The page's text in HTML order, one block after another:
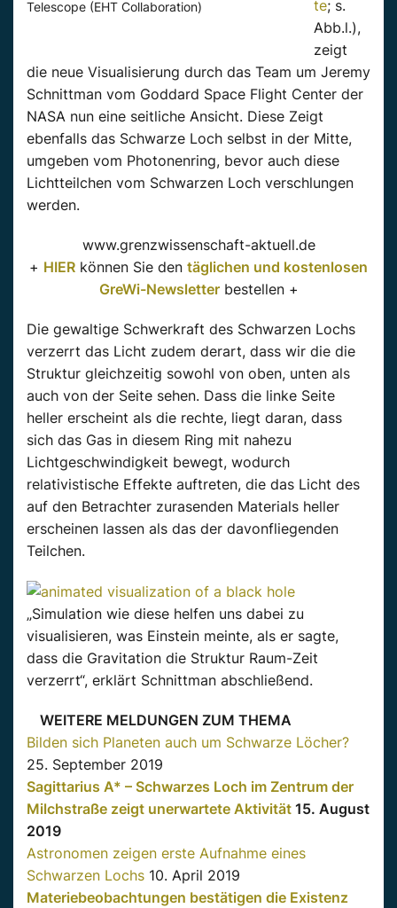
Telescope (EHT Collaboration) te; s.
Abb.l.),
zeigt
die neue Visualisierung durch das Team um Jeremy
Schnittman vom Goddard Space Flight Center der
NASA nun eine seitliche Ansicht. Diese Zeigt
ebenfalls das Schwarze Loch selbst in der Mitte,
umgeben vom Photonenring, bevor auch diese
Lichtteilchen vom Schwarzen Loch verschlungen
werden.
www.grenzwissenschaft-aktuell.de
+ HIER können Sie den täglichen und kostenlosen
GreWi-Newsletterbestellen +
Die gewaltige Schwerkraft des Schwarzen Lochs
verzerrt das Licht zudem derart, dass wir die die
Struktur gleichzeitig sowohl von oben, unten als
auch von der Seite sehen. Dass die linke Seite
heller erscheint als die rechte, liegt daran, dass
sich das Gas in diesem Ring mit nahezu
Lichtgeschwindigkeit bewegt, wodurch
relativistische Effekte auftreten, die das Licht des
auf den Betrachter zurasenden Materials heller
erscheinen lassen als das der davonfliegenden
Teilchen.
„Simulation wie diese helfen uns dabei zu
visualisieren, was Einstein meinte, als er sagte,
dass die Gravitation die Struktur Raum-Zeit
verzerrt“, erklärt Schnittman abschließend.
WEITERE MELDUNGEN ZUM THEMA
Bilden sich Planeten auch um Schwarze Löcher?
25. September 2019
Sagittarius A* – Schwarzes Loch im Zentrum der
Milchstraße zeigt unerwartete Aktivität 15. August
2019
Astronomen zeigen erste Aufnahme eines
Schwarzen Lochs 10. April 2019
Materiebeobachtungen bestätigen die Existenz